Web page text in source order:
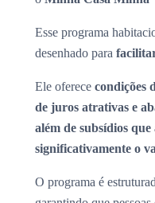
Esse programa
desenhado para
Ele oferece condições
de juros atrativas e
além de subsídios
significativamente o
O programa é